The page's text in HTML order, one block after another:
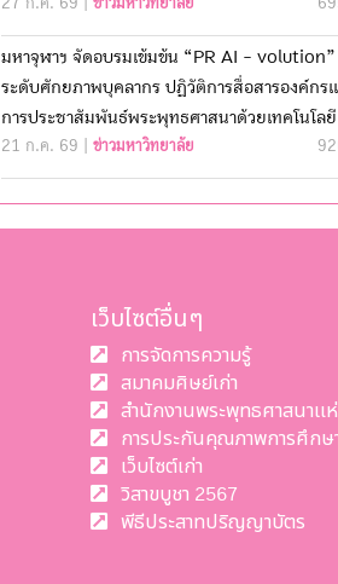
มหาจุฬาฯ จัดอบรมเข้มข้น “PR AI -
ระดับศักยภาพบุคลากร ปฏิวัติการสื่อสารองค์กร
การประชาสัมพันธ์พระพุทธศาสนาด้วยเทคโนโล
21 ก.ค. 69 | ข่าวมหาวิทยาลัย
เว็บไซต์อื่นๆ
การจัดการความรู้
สมาคมศิษย์เก่า
สำนักงานพระพุทธศาสนาแ
การประกันคุณภาพการศึกษ
เว็บไซต์เก่า
วิสาขบูชา 2567
พีธีประสาทปริญญาบัตร